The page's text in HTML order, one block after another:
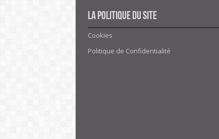
La politique du site
Cookies
Politique de Confidentialité